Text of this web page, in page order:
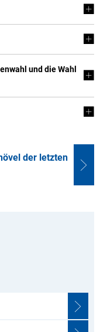
und die Wahl
der letzten